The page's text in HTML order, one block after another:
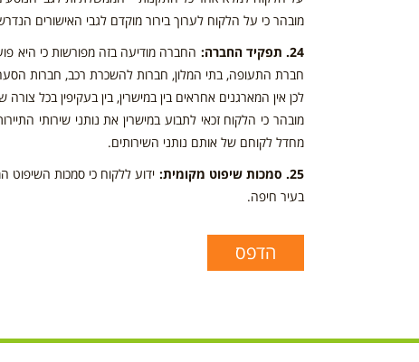
מובהר כי על הלקוח לערוך בירור מוקדם לגבי האישורים
24. תפקיד החברה:
החברה מודיעה בזה מפורשות כי היא
חברת התעופה, בתי המלון, חברות להשכרת רכב, חברות הסעה,
לכן אין המארגנים אחראים בין במישרין, בין בעקיפין בכל
מובהר כי הלקוח זכאי לתבוע במישרין את נותני שירותי
מחדל לקוחם של אותם נותני השירותים.
25. סמכות שיפוט מקומית:
ידוע ללקוח כי סמכות
בעיר חיפה.
הדפס